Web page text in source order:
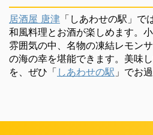
居酒屋 唐津 「しあわせの駅」で
和風料理とお酒が楽しめます。
雰囲気の中、名物の凍結レモン
の海の幸を堪能できます。美味
を、ぜひ「 しあわせの駅 」でお